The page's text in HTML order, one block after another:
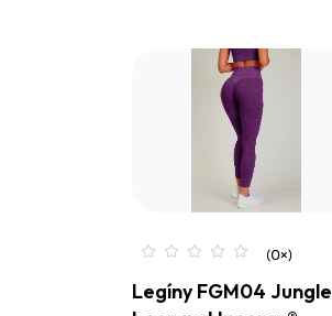
Legíny FGM04 Jungle